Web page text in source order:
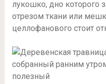
лукошко, дно которого
отрезом ткани или
целлофанового стоит